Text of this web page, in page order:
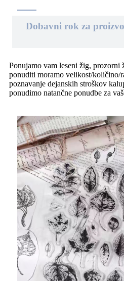
Dobavni rok za
Ponujamo vam leseni žig, prozorni
ponuditi moramo velikost/količino/
poznavanje dejanskih stroškov
ponudimo natančne ponudbe za